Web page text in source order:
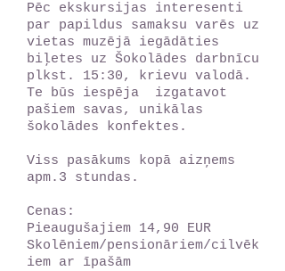
Pēc ekskursijas interesenti
par papildus samaksu varēs uz
vietas muzējā iegādāties
biļetes uz Šokolādes darbnīcu
plkst. 15:30, krievu valodā.
Te būs iespēja izgatavot
pašiem savas, unikālas
šokolādes konfektes.
Viss pasākums kopā aizņems
apm.3 stundas.
Cenas:
Pieaugušajiem 14,90 EUR
Skolēniem/pensionāriem/cilvēk
iem ar īpašām